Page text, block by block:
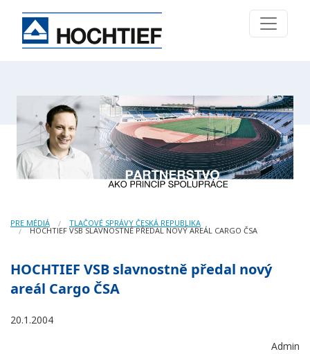
PRE MÉDIÁ TLAČOVÉ SPRÁVY ČESKÁ REPUBLIKA
HOCHTIEF VSB SLAVNOSTNĚ PŘEDAL NOVÝ AREÁL CARGO ČSA
HOCHTIEF VSB slavnostně předal nový
areál Cargo ČSA
20.1.2004
Admin